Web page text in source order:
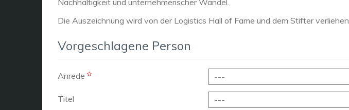
Die Auszeichnung wird von der Logistics Hall of Fame und dem Stifter verliehen.
Vorgeschlagene Person
Anrede
Titel